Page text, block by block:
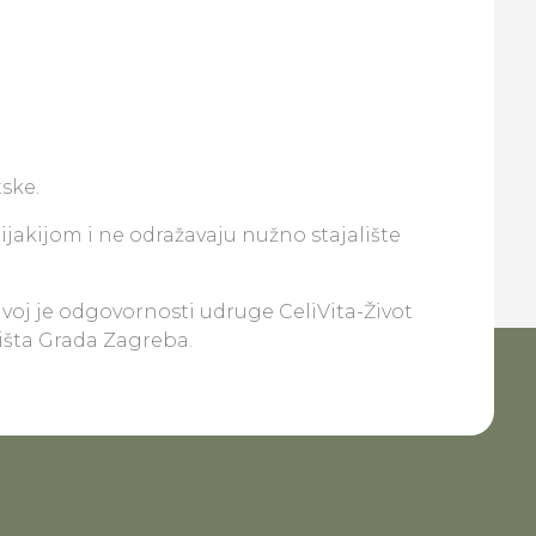
i ne odražavaju nužno stajalište
je odgovornosti udruge CeliVita-Život
Grada Zagreba.